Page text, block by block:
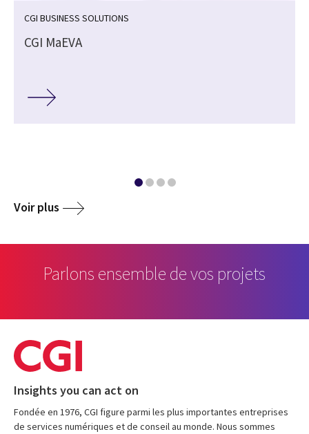
CGI BUSINESS SOLUTIONS
CGI MaEVA
Voir plus
Parlons ensemble de vos projets
Insights you can act on
Fondée en 1976, CGI figure parmi les plus importantes entreprises
de services numériques et de conseil au monde. Nous sommes